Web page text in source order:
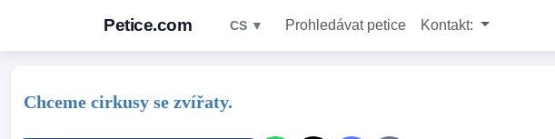
Petice.com CS ▼ Prohledávat petice Kontakt:
Chceme cirkusy se zvířaty.